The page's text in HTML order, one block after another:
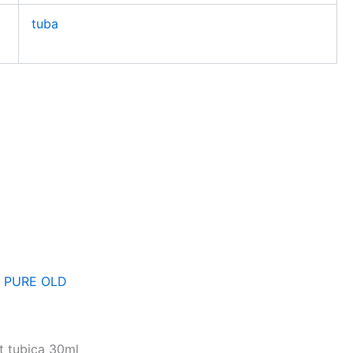
tuba
PURE OLD
tubica 30ml